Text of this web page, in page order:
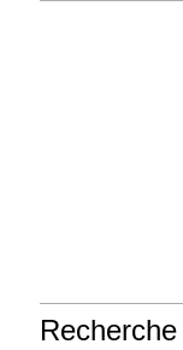
Recherche